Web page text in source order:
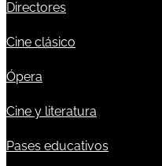
Directores
Cine clásico
Ópera
Cine y literatura
Pases educativos